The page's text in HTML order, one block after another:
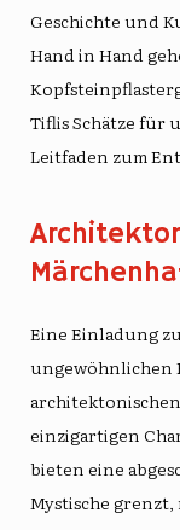
Geschichte und
Hand in Hand
Tiflis Schätze für
Leitfaden zum
Eine Einladung
ungewöhnlichen
einzigartigen
bieten eine
Mystische